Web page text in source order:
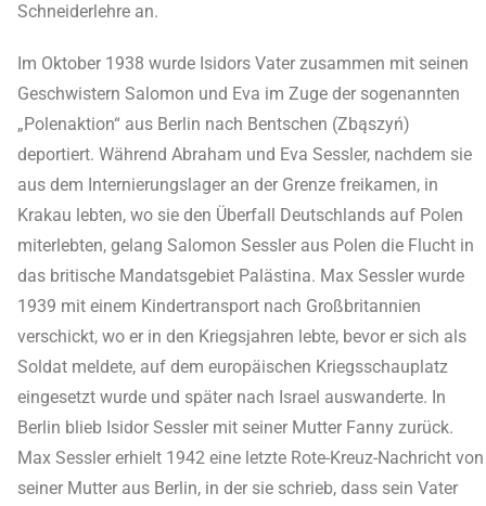
Schneiderlehre an.
Im Oktober 1938 wurde Isidors Vater zusammen mit seinen
Geschwistern Salomon und Eva im Zuge der sogenannten
„Polenaktion“ aus Berlin nach Bentschen (Zbąszyń)
deportiert. Während Abraham und Eva Sessler, nachdem sie
aus dem Internierungslager an der Grenze freikamen, in
Krakau lebten, wo sie den Überfall Deutschlands auf Polen
miterlebten, gelang Salomon Sessler aus Polen die Flucht in
das britische Mandatsgebiet Palästina. Max Sessler wurde
1939 mit einem Kindertransport nach Großbritannien
verschickt, wo er in den Kriegsjahren lebte, bevor er sich als
Soldat meldete, auf dem europäischen Kriegsschauplatz
eingesetzt wurde und später nach Israel auswanderte. In
Berlin blieb Isidor Sessler mit seiner Mutter Fanny zurück.
Max Sessler erhielt 1942 eine letzte Rote-Kreuz-Nachricht von
seiner Mutter aus Berlin, in der sie schrieb, dass sein Vater